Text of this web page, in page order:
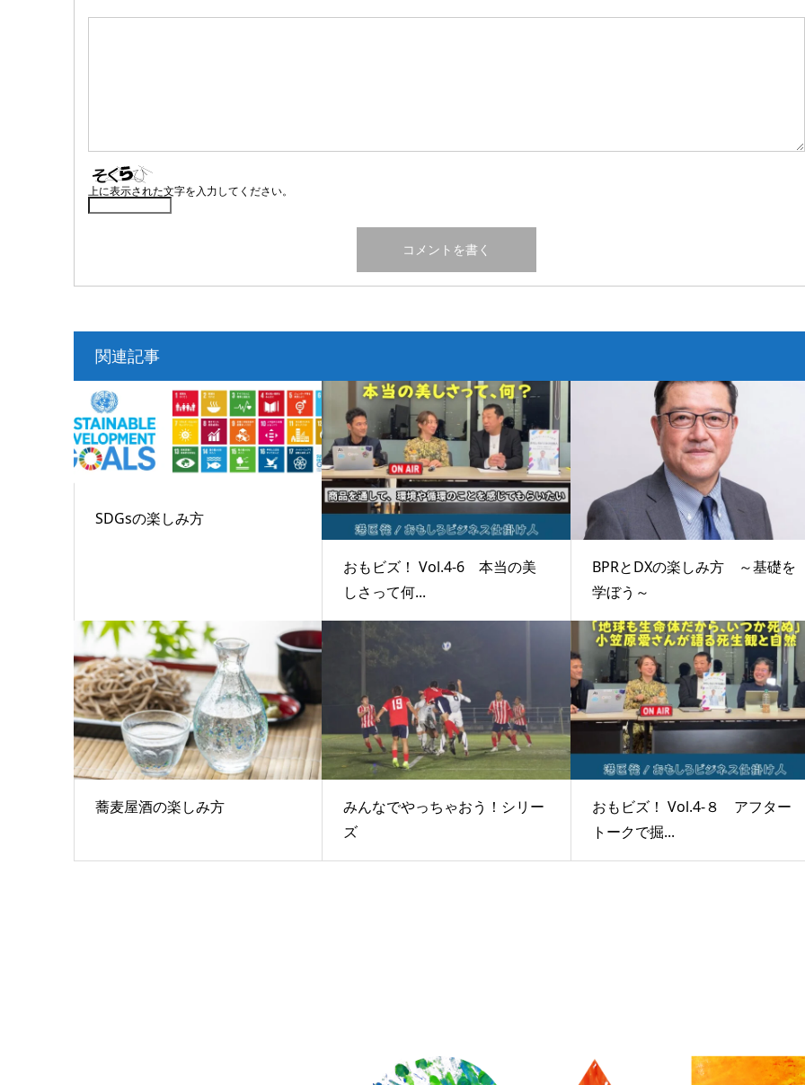
上に表示された文字を入力してください。
関連記事
SDGsの楽しみ方
おもビズ！ Vol.4-6 本当の美
しさって何...
BPRとDXの楽しみ方 ～基礎を
学ぼう～
蕎麦屋酒の楽しみ方
みんなでやっちゃおう！シリー
ズ
おもビズ！ Vol.4-８ アフター
トークで掘...